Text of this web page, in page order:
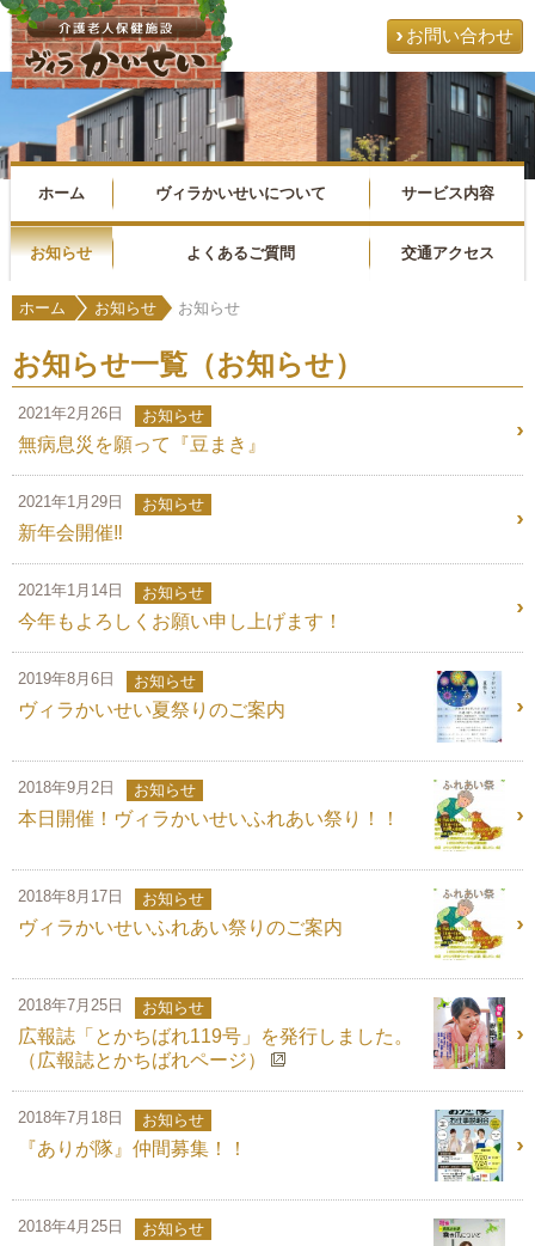
お問い合わせ
ホーム ヴィラかいせいについて サービス内容
お知らせ よくあるご質問 交通アクセス
ホーム お知らせ お知らせ
お知らせ一覧（お知らせ）
2021年2月26日 お知らせ
無病息災を願って『豆まき』
2021年1月29日 お知らせ
新年会開催‼
2021年1月14日 お知らせ
今年もよろしくお願い申し上げます！
2019年8月6日 お知らせ
ヴィラかいせい夏祭りのご案内
2018年9月2日 お知らせ
本日開催！ヴィラかいせいふれあい祭り！！
2018年8月17日 お知らせ
ヴィラかいせいふれあい祭りのご案内
2018年7月25日 お知らせ
広報誌「とかちばれ119号」を発行しました。
（広報誌とかちばれページ）
2018年7月18日 お知らせ
『ありが隊』仲間募集！！
2018年4月25日 お知らせ